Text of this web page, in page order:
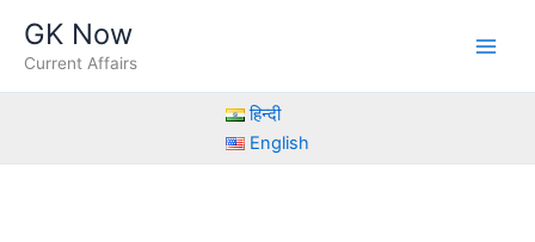
content
GK Now
Current Affairs
हिन्दी
English